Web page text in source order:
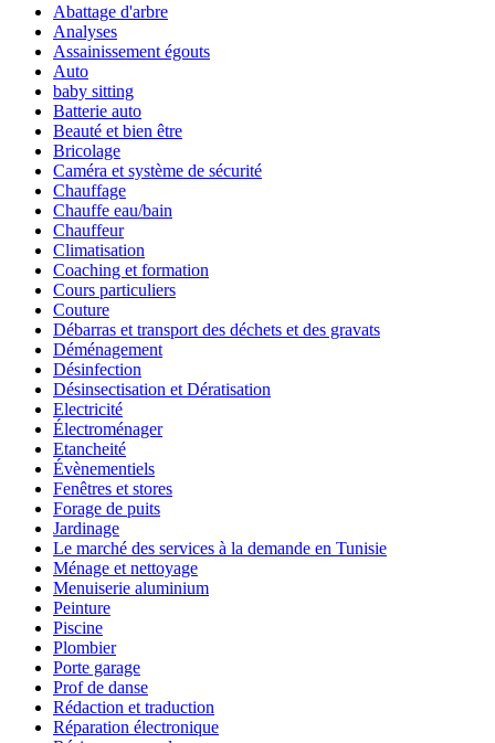
Abattage d'arbre
Analyses
Assainissement égouts
Auto
baby sitting
Batterie auto
Beauté et bien être
Bricolage
Caméra et système de sécurité
Chauffage
Chauffe eau/bain
Chauffeur
Climatisation
Coaching et formation
Cours particuliers
Couture
Débarras et transport des déchets et des gravats
Déménagement
Désinfection
Désinsectisation et Dératisation
Electricité
Électroménager
Etancheité
Évènementiels
Fenêtres et stores
Forage de puits
Jardinage
Le marché des services à la demande en Tunisie
Ménage et nettoyage
Menuiserie aluminium
Peinture
Piscine
Plombier
Porte garage
Prof de danse
Rédaction et traduction
Réparation électronique